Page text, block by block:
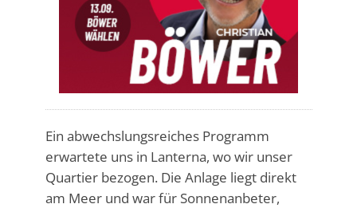
Ein abwechslungsreiches Programm
erwartete uns in Lanterna, wo wir unser
Quartier bezogen. Die Anlage liegt direkt
am Meer und war für Sonnenanbeter,